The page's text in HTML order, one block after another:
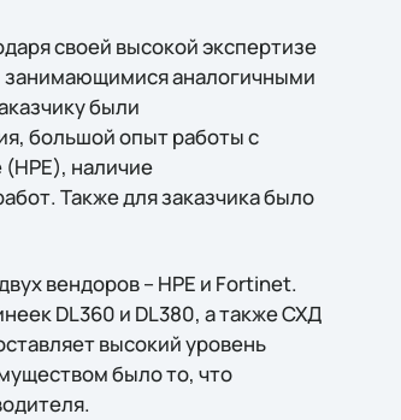
своей высокой экспертизе
занимающимися аналогичными
были
большой опыт работы с
(НРЕ), наличие
Также для заказчика было
вендоров – HPE и Fortinet.
DL360 и DL380, а также СХД
высокий уровень
было то, что